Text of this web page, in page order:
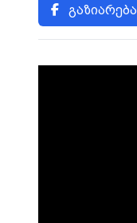
გაზიარება